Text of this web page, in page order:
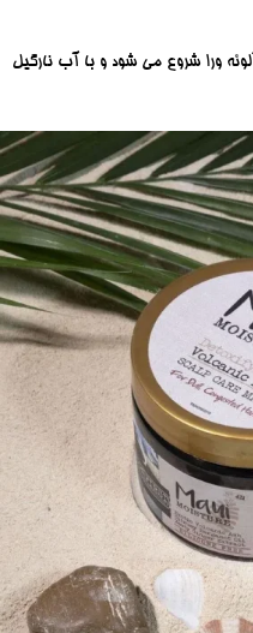
ورا شروع می شود و با آب نارگیل